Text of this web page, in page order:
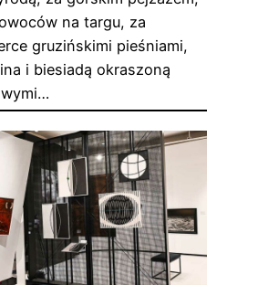
na targu, za
gruzińskimi pieśniami,
i biesiadą okraszoną